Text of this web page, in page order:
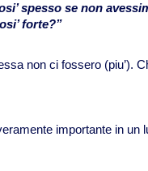
spesso se non
forte?”
non ci fossero (piu’).
importante in un